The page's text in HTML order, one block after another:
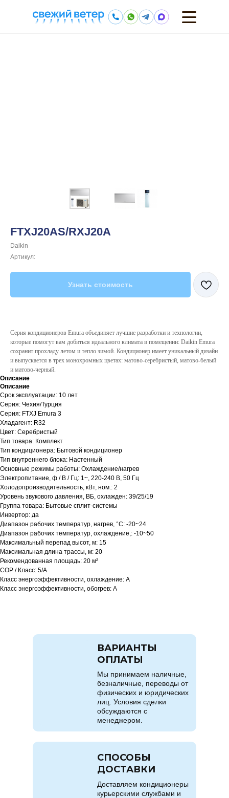
FTXJ20AS/RXJ20A
Daikin
Артикул:
Узнать стоимость
Серия кондиционеров Emura объединяет лучшие разработки и технологии,
которые помогут вам добиться идеального климата в помещении: Daikin Emura
сохранит прохладу летом и тепло зимой. Кондиционер имеет уникальный дизайн
и выпускается в трех монохромных цветах: матово-серебристый, матово-белый
и матово-черный.
Описание
Описание
Срок эксплуатации: 10 лет
Серия: Чехия/Турция
Серия: FTXJ Emura 3
Хладагент: R32
Цвет: Серебристый
Тип товара: Комплект
Тип кондиционера: Бытовой кондиционер
Тип внутреннего блока: Настенный
Основные режимы работы: Охлаждение/нагрев
Электропитание, ф / В / Гц: 1~, 220-240 В, 50 Гц
Холодопроизводительность, кВт, ном.: 2
Уровень звукового давления, ВБ, охлажден: 39/25/19
Группа товара: Бытовые сплит-системы
Инвертор: да
Диапазон рабочих температур, нагрев, °C: -20~24
Диапазон рабочих температур, охлаждение,: -10~50
Максимальный перепад высот, м: 15
Максимальная длина трассы, м: 20
Рекомендованная площадь: 20 м²
COP / Класс: 5/A
Класс энергоэффективности, охлаждение: A
Класс энергоэффективности, обогрев: A
Мы принимаем наличные,
безналичные, переводы от
физических и юридических
лиц. Условия сделки
обсуждаются с
менеджером.
ВАРИАНТЫ
ОПЛАТЫ
Доставляем кондиционеры
курьерскими службами и
СПОСОБЫ
ДОСТАВКИ